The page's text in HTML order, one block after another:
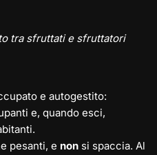
tra sfruttati e sfruttatori
e autogestito:
e, quando esci,
pesanti, e non si spaccia. Al